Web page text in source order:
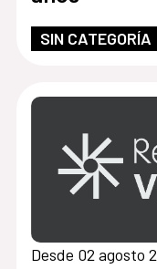
SIN CATEGORÍA
Desde 02 agosto